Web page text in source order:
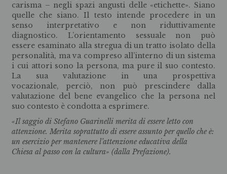
carisma – negli spazi angusti delle «etichette». Siano
quelle che siano. Il testo intende procedere in un
senso interpretativo e non riduttivamente
diagnostico. L’orientamento sessuale non può
essere esaminato alla stregua di un tratto isolato della
personalità, ma va compreso all’interno di un sistema
i cui attori sono la persona, ma pure il suo contesto.
La sua valutazione in una prospettiva
vocazionale, perciò, non può prescindere dalla
valutazione del bene evangelico che la persona nel
suo contesto è condotta a esprimere.
«Il saggio di Stefano Guarinelli merita di essere letto con
attenzione. Merita soprattutto di essere assunto per quello che è:
un esercizio per mantenere l’attenzione educativa della
Chiesa al passo con la cultura» (dalla Prefazione).